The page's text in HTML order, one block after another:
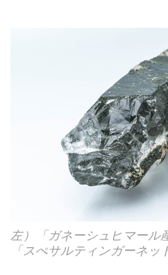
左）「ガネーシュヒマール
「スぺサルティンガーネッ